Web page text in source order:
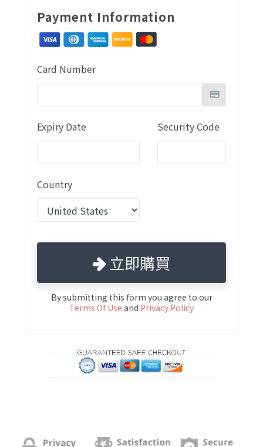
Payment Information
Card Number
Expiry Date Security Code
Country
立即購買
By submitting this form you agree to our
Terms Of Use and Privacy Policy